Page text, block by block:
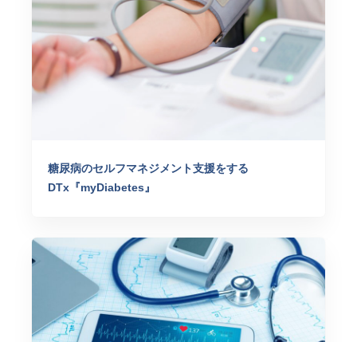
糖尿病のセルフマネジメント支援をする
DTx『myDiabetes』